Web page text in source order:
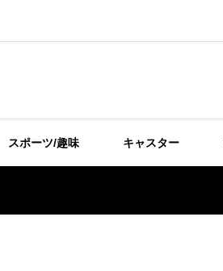
スポーツ/趣味 キャスター